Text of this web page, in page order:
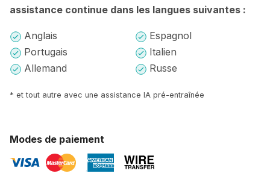
assistance continue dans les langues suivantes :
Anglais
Espagnol
Portugais
Italien
Allemand
Russe
* et tout autre avec une assistance IA pré-entraînée
Modes de paiement